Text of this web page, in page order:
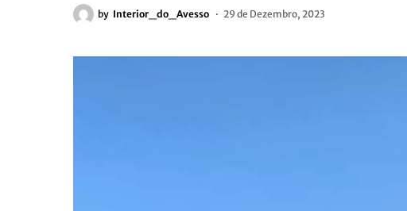
by Interior_do_Avesso 29 de Dezembro, 2023